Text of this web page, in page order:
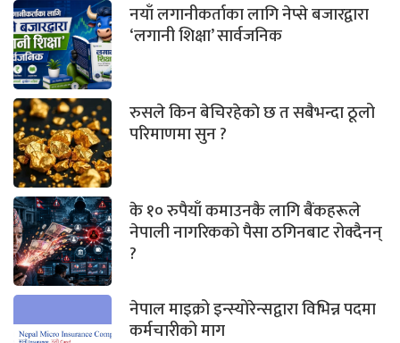
नयाँ लगानीकर्ताका लागि नेप्से बजारद्वारा
‘लगानी शिक्षा’ सार्वजनिक
रुसले किन बेचिरहेकाे छ त सबैभन्दा ठूलो
परिमाणमा सुन ?
के १० रुपैयाँ कमाउनकै लागि बैंकहरूले
नेपाली नागरिकको पैसा ठगिनबाट रोक्दैनन्
?
नेपाल माइक्रो इन्स्योरेन्सद्वारा विभिन्न पदमा
कर्मचारीको माग